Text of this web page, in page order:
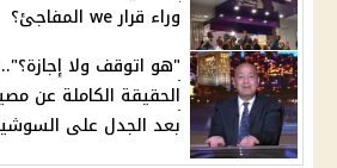
وراء قرار we المفاجئ؟
"هو اتوقف ولا
الحقيقة الكاملة عن
بعد الجدل على